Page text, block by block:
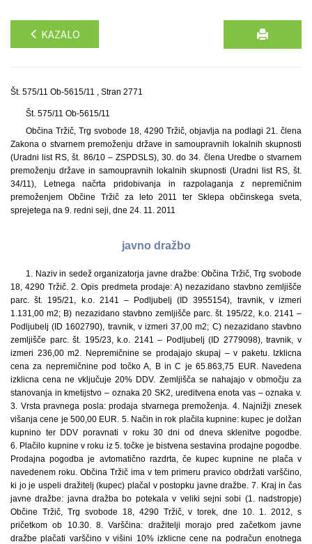
KAZALO
Št. 575/11 Ob-5615/11 , Stran 2771
Št. 575/11 Ob-5615/11
Občina Tržič, Trg svobode 18, 4290 Tržič, objavlja na podlagi 21. člena
Zakona o stvarnem premoženju države in samoupravnih lokalnih skupnosti
(Uradni list RS, št. 86/10 – ZSPDSLS), 30. do 34. člena Uredbe o stvarnem
premoženju države in samoupravnih lokalnih skupnosti (Uradni list RS, št.
34/11), Letnega načrta pridobivanja in razpolaganja z nepremičnim
premoženjem Občine Tržič za leto 2011 ter Sklepa občinskega sveta,
sprejetega na 9. redni seji, dne 24. 11. 2011
javno dražbo
1. Naziv in sedež organizatorja javne dražbe: Občina Tržič, Trg svobode
18, 4290 Tržič. 2. Opis predmeta prodaje: A) nezazidano stavbno zemljišče
parc. št. 195/21, k.o. 2141 – Podljubelj (ID 3955154), travnik, v izmeri
1.131,00 m2; B) nezazidano stavbno zemljišče parc. št. 195/22, k.o. 2141 –
Podljubelj (ID 1602790), travnik, v izmeri 37,00 m2; C) nezazidano stavbno
zemljišče parc. št. 195/23, k.o. 2141 – Podljubelj (ID 2779098), travnik, v
izmeri 236,00 m2. Nepremičnine se prodajajo skupaj – v paketu. Izklicna
cena za nepremičnine pod točko A, B in C je 65.863,75 EUR. Navedena
izklicna cena ne vključuje 20% DDV. Zemljišča se nahajajo v območju za
stanovanja in kmetijstvo – oznaka 20 SK2, ureditvena enota vas – oznaka v.
3. Vrsta pravnega posla: prodaja stvarnega premoženja. 4. Najnižji znesek
višanja cene je 500,00 EUR. 5. Način in rok plačila kupnine: kupec je dolžan
kupnino ter DDV poravnati v roku 30 dni od dneva sklenitve pogodbe.
6. Plačilo kupnine v roku iz 5. točke je bistvena sestavina prodajne pogodbe.
Prodajna pogodba je avtomatično razdrta, če kupec kupnine ne plača v
navedenem roku. Občina Tržič ima v tem primeru pravico obdržati varščino,
ki jo je uspeli dražitelj (kupec) plačal v postopku javne dražbe. 7. Kraj in čas
javne dražbe: javna dražba bo potekala v veliki sejni sobi (1. nadstropje)
Občine Tržič, Trg svobode 18, 4290 Tržič, v torek, dne 10. 1. 2012, s
pričetkom ob 10.30. 8. Varščina: dražitelji morajo pred začetkom javne
dražbe plačati varščino v višini 10% izklicne cene na podračun enotnega